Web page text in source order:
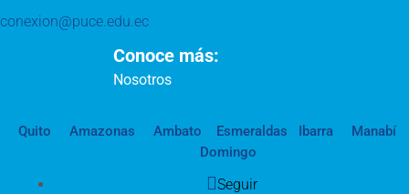
conexion@puce.edu.ec
Conoce más:
Nosotros
Quito Amazonas Ambato Esmeraldas Ibarra
Manabí
Domingo
Seguir